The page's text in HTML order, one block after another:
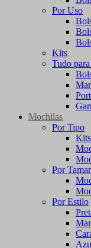
Por Uso
Kits
Tudo
Mochilas
Por Tipo
Kits
Por
Por Estilo